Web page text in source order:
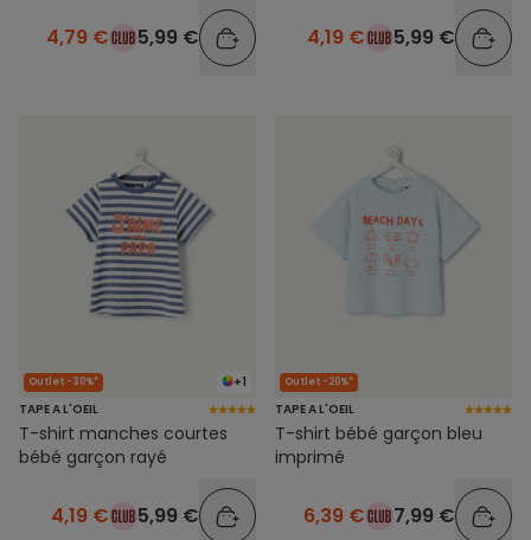
4,79 € 5,99 € 4,19 € 5,99 €
+1
Outlet -30%*
TAPE A L'OEIL
T-shirt manches courtes
bébé garçon rayé
4,19 € 5,99 €
Outlet -20%*
TAPE A L'OEIL
T-shirt bébé garçon bleu
imprimé
6,39 € 7,99 €